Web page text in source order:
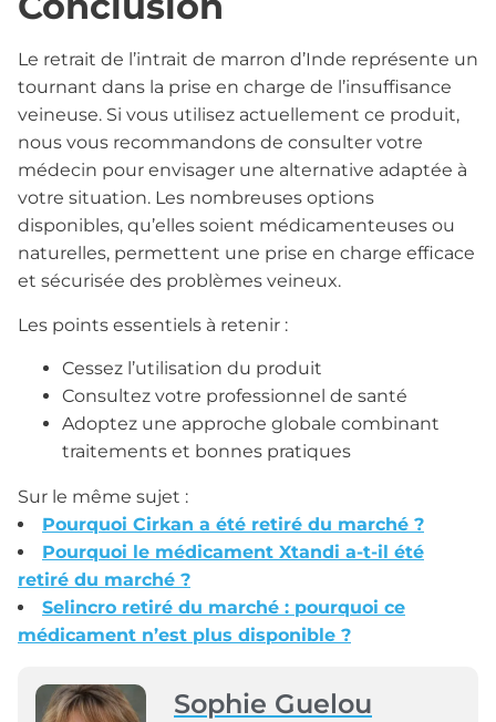
Le retrait de l’intrait de marron d’Inde représente un
tournant dans la prise en charge de l’insuffisance
veineuse. Si vous utilisez actuellement ce produit,
nous vous recommandons de consulter votre
médecin pour envisager une alternative adaptée à
votre situation. Les nombreuses options
disponibles, qu’elles soient médicamenteuses ou
naturelles, permettent une prise en charge efficace
et sécurisée des problèmes veineux.
Les points essentiels à retenir :
Cessez l’utilisation du produit
Consultez votre professionnel de santé
Adoptez une approche globale combinant
traitements et bonnes pratiques
Sur le même sujet :
Pourquoi Cirkan a été retiré du marché ?
Pourquoi le médicament Xtandi a-t-il été
retiré du marché ?
Selincro retiré du marché : pourquoi ce
médicament n’est plus disponible ?
Sophie Guelou